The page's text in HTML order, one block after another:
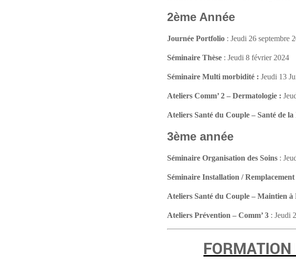
2ème Année
Journée Portfolio :Jeudi 26 septembre
Séminaire Thèse :Jeudi 8 février 2024
Séminaire Multi morbidité : Jeudi 13
Ateliers Comm’ 2 – Dermatologie :
Ateliers Santé du Couple – Santé de la
3ème année
Séminaire Organisation des Soins :
Séminaire Installation / Remplacement
Ateliers Santé du Couple – Maintien à
Ateliers Prévention – Comm’ 3 : Jeudi